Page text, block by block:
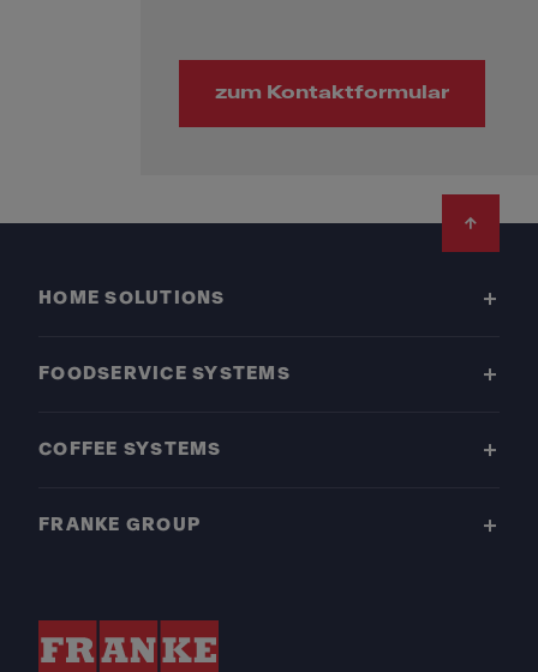
zum Kontaktformular
HOME SOLUTIONS
FOODSERVICE SYSTEMS
COFFEE SYSTEMS
FRANKE GROUP